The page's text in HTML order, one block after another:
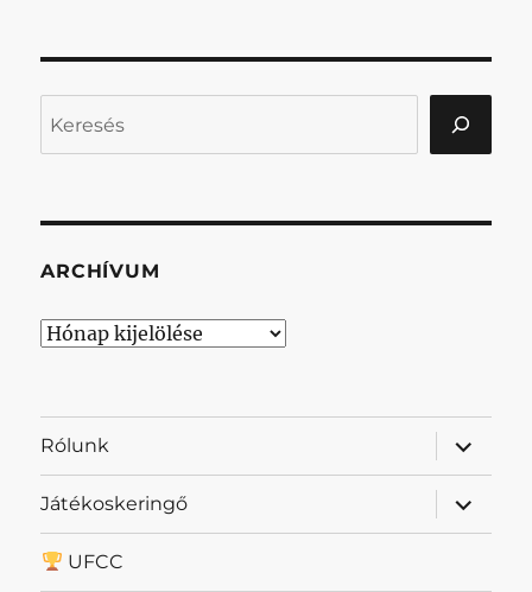
ARCHÍVUM
Archívum
Rólunk
almenü
Játékoskeringő
almenü
UFCC